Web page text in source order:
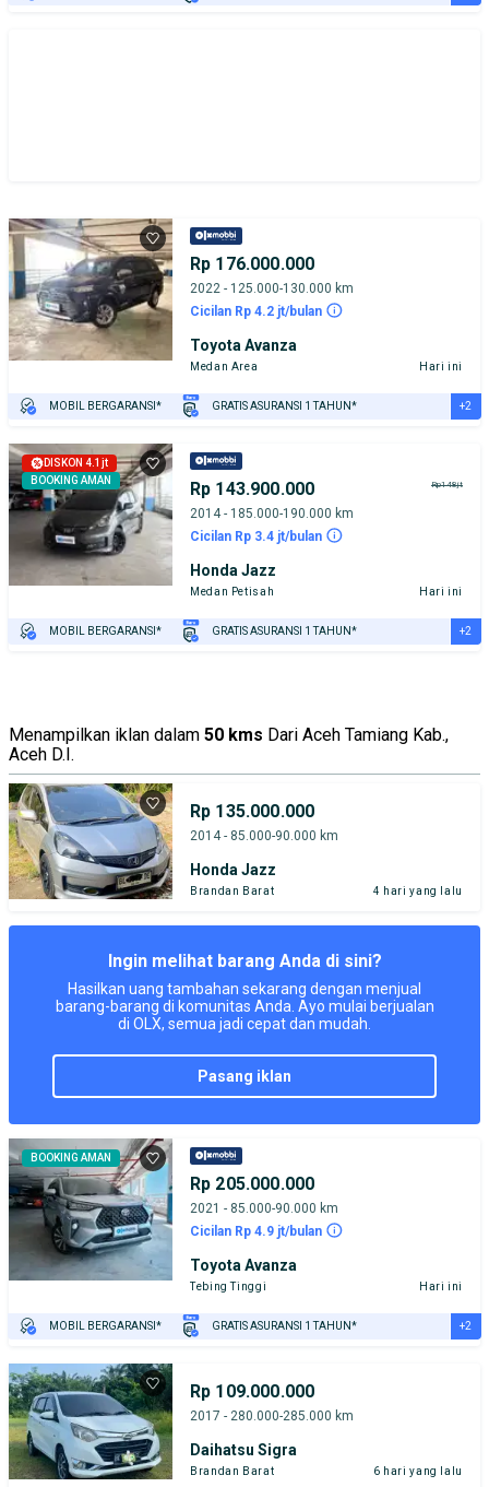
Rp 176.000.000
2022 - 125.000-130.000 km
Cicilan Rp 4.2 jt/bulan
Toyota Avanza
Medan Area Hari ini
MOBIL BERGARANSI* GRATIS ASURANSI 1 TAHUN* +2
DISKON 4.1jt
BOOKING AMAN
Rp 143.900.000 Rp148jt
2014 - 185.000-190.000 km
Cicilan Rp 3.4 jt/bulan
Honda Jazz
Medan Petisah Hari ini
MOBIL BERGARANSI* GRATIS ASURANSI 1 TAHUN* +2
Menampilkan iklan dalam 50 kms Dari Aceh Tamiang Kab.,
Aceh D.I.
Rp 135.000.000
2014 - 85.000-90.000 km
Honda Jazz
Brandan Barat 4 hari yang lalu
Ingin melihat barang Anda di sini?
Hasilkan uang tambahan sekarang dengan menjual
barang-barang di komunitas Anda. Ayo mulai berjualan
di OLX, semua jadi cepat dan mudah.
pasang iklan
BOOKING AMAN
Rp 205.000.000
2021 - 85.000-90.000 km
Cicilan Rp 4.9 jt/bulan
Toyota Avanza
Tebing Tinggi Hari ini
MOBIL BERGARANSI* GRATIS ASURANSI 1 TAHUN* +2
Rp 109.000.000
2017 - 280.000-285.000 km
Daihatsu Sigra
Brandan Barat 6 hari yang lalu